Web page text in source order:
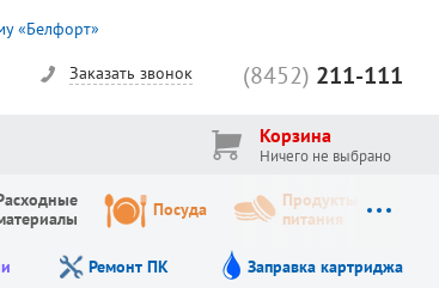
«Белфорт»
(8452) 211-111
Заказать звонок
Корзина
Ничего не выбрано
Посуда
Продукты
питания
Ремонт ПК Заправка картриджа